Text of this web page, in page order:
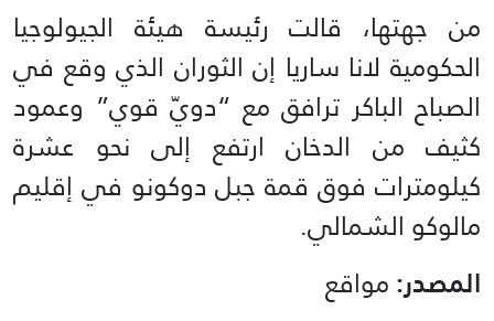
من جهتها، قالت رئيسة هيئة الجيولوجيا
الحكومية لانا ساريا إن الثوران الذي وقع في
الصباح الباكر ترافق مع “دويّ قوي” وعمود
كثيف من الدخان ارتفع إلى نحو عشرة
كيلومترات فوق قمة جبل دوكونو في إقليم
مالوكو الشمالي.
المصدر:مواقع